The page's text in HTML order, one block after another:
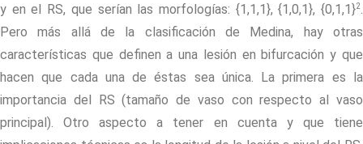
y en el RS, que serían las morfologías: {1,1,1}, {1,0,1}, {0,1,1}2.
Pero más allá de la clasificación de Medina, hay otras
características que definen a una lesión en bifurcación y que
hacen que cada una de éstas sea única. La primera es la
importancia del RS (tamaño de vaso con respecto al vaso
principal). Otro aspecto a tener en cuenta y que tiene